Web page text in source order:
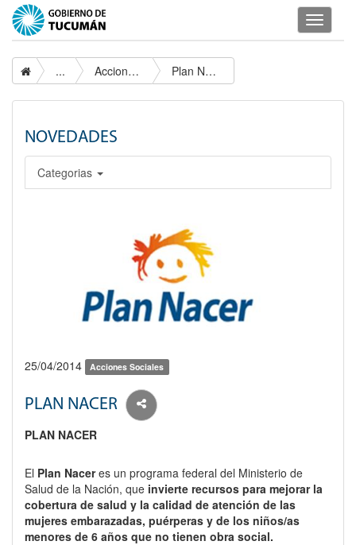
... Acciones Sociales Plan Nacer
NOVEDADES
Categorias
25/04/2014 Acciones Sociales
PLAN NACER
PLAN NACER
El Plan Naceres un programa federal del Ministerio de
Salud de la Nación, que invierte recursos para mejorar la
cobertura de salud y la calidad de atención de las
mujeres embarazadas, puérperas y de los niños/as
menores de 6 años que no tienen obra social.